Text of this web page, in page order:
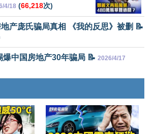
4/18 (66,218次)
产庞氏骗局真相 《我的反思》被删 📝
爆中国房地产30年骗局 📝 2026/4/17